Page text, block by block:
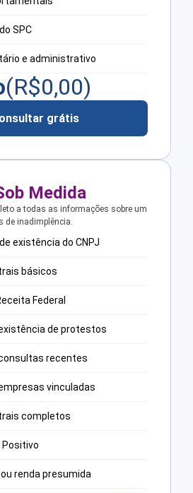
SPC
e administrativo
(R$0,00)
grátis
Medida
a todas as informações sobre um
de inadimplência.
existência do CNPJ
básicos
Federal
de protestos
recentes
vinculadas
completos
Positivo
renda presumida